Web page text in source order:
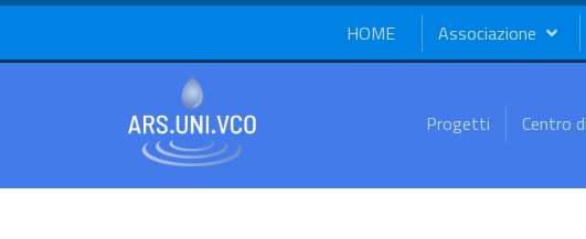
HOME Associazione
Progetti Centro